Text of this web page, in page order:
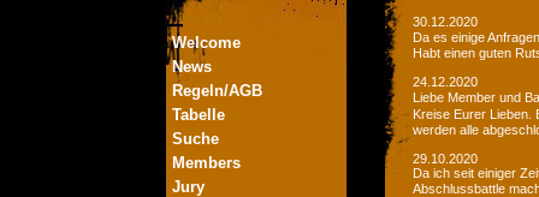
Welcome
News
Regeln/AGB
Tabelle
Suche
Members
Jury
30.12.2020
Da es einige
Habt einen guten
24.12.2020
Liebe Member und
Kreise Eurer Lieben.
werden alle
29.10.2020
Da ich seit einiger
Abschlussbattle